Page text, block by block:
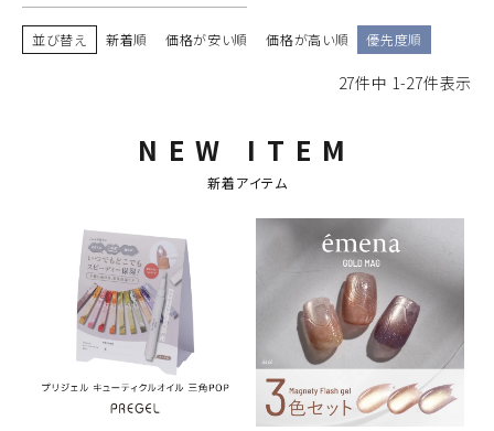
並び替え 新着順 価格が安い順 価格が高い順 優先度順
27件中 1-27件表示
NEW ITEM
新着アイテム